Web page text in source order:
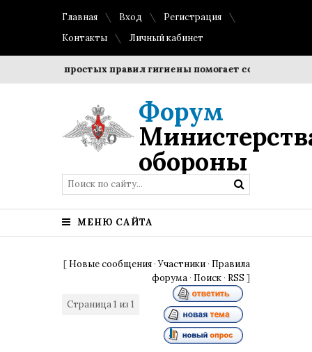
Главная Вход
Регистрация
Контакты
Личный кабинет
простых правил гигиены помогает сохранить
Форум
обороны
МЕНЮ САЙТА
[ Новые сообщения ·Участники · Правила
форума · Поиск · RSS ]
Страница1 из 1